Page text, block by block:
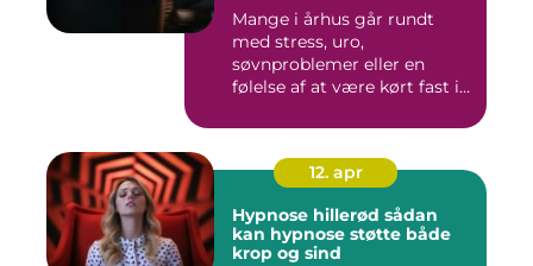
Mange i århus går rundt
med stress, uro,
søvnproblemer eller en
følelse af at være kørt fast i
12. apr
Hypnose hillerød sådan
kan hypnose støtte både
krop og sind